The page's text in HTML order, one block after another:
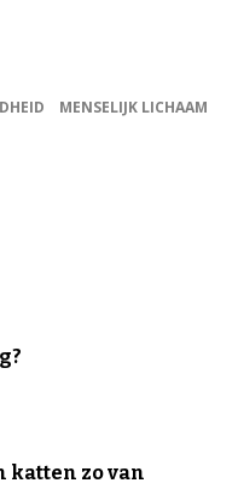
MENSELIJK LICHAAM
katten zo van